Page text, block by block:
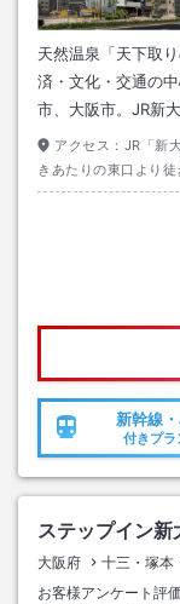
天然温泉「天下取
済・文化・交通の
市、大阪市。JR新
アクセス： JR「新
きあたりの東口より
新幹線
付きプラ
ステップイン新
大阪府 十三・塚本
お客様アンケート評価